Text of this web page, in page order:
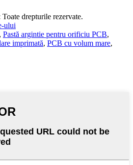
drepturile rezervate.
ului
, Pastă argintie pentru orificiu PCB,
imprimată, PCB cu volum mare,